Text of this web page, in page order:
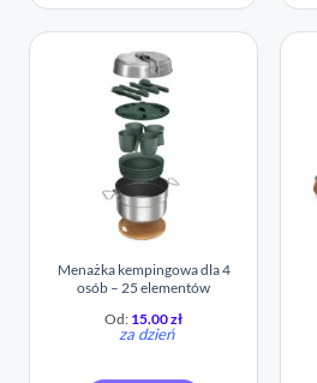
Menażka kempingowa dla 4
osób – 25 elementów
Od: 15.00zł
za dzień